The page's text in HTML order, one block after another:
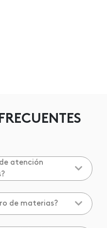
atención
de materias?